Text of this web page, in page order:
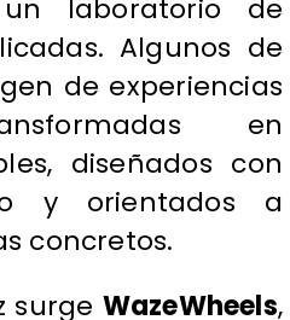
laboratorio de
Algunos de
de experiencias
en
diseñados con
y orientados a
concretos.
surge WazeWheels,